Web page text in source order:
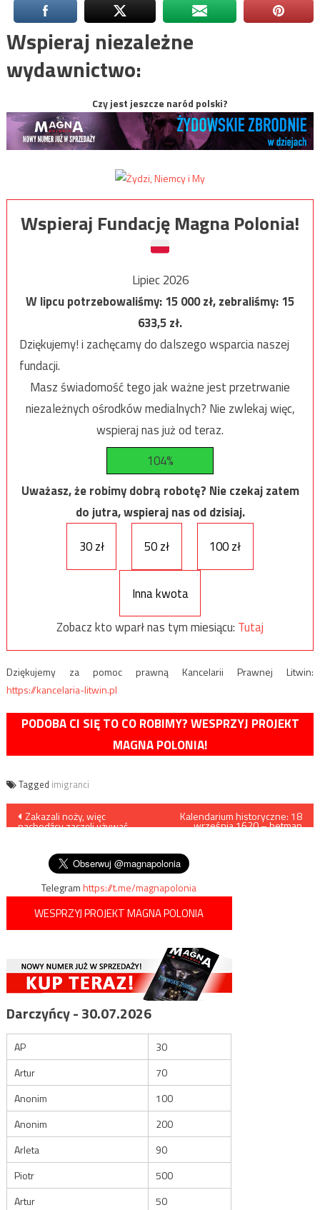
Wspieraj niezależne
wydawnictwo:
Czy jest jeszcze naród polski?
Wspieraj Fundację Magna Polonia!
Lipiec 2026
W lipcu potrzebowaliśmy:15 000zł, zebraliśmy:15
633,5zł.
Dziękujemy! i zachęcamy do dalszego wsparcia naszej
fundacji.
Masz świadomość tego jak ważne jest przetrwanie
niezależnych ośrodków medialnych? Nie zwlekaj więc,
wspieraj nas już od teraz.
104%
Uważasz, że robimy dobrą robotę? Nie czekaj zatem
do jutra, wspieraj nas od dzisiaj.
30 zł
50 zł 100 zł
Inna kwota
Zobacz kto wparł nas tym miesiącu: Tutaj
Dziękujemy za pomoc prawną Kancelarii Prawnej Litwin:
https://kancelaria-litwin.pl
PODOBA CI SIĘ TO CO ROBIMY? WESPRZYJ PROJEKT
MAGNA POLONIA!
Tagged imigranci
Nawigacja
Zakazali noży, więc
nachodźcy zaczęli używać
Kalendarium historyczne: 18
września 1620 – hetman
Telegramhttps://t.me/magnapolonia
WESPRZYJ PROJEKT MAGNA POLONIA
Darczyńcy - 30.07.2026
AP
30
Artur
70
Anonim
100
Anonim
200
Arleta
90
Piotr
500
Artur
50